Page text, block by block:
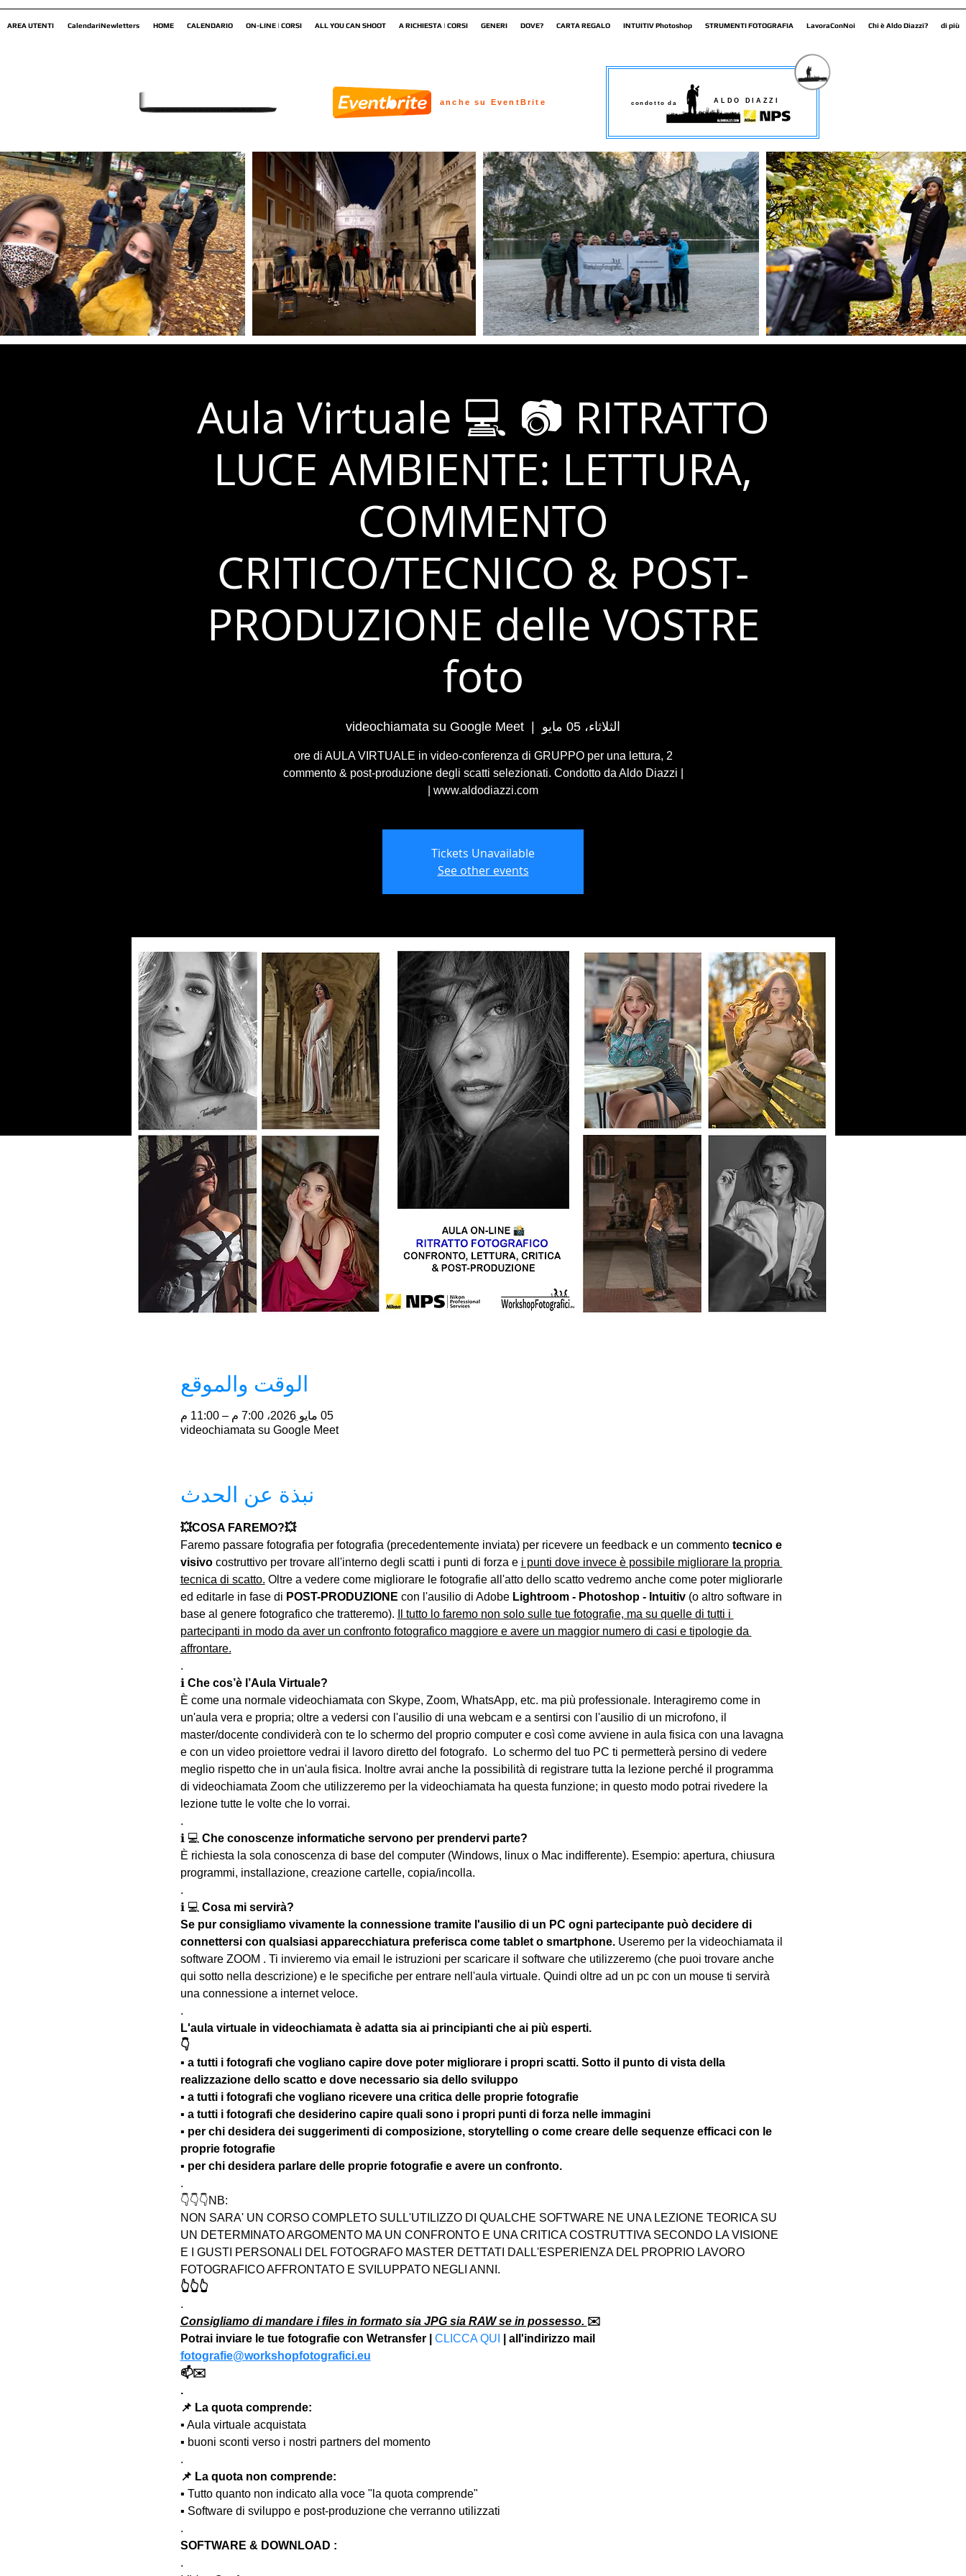
AREA UTENTI CalendariNewletters HOME CALENDARIO ON-LINE | CORSI ALL YOU CAN SHOOT A RICHIESTA | CORSI GENERI DOVE? CARTA REGALO INTUITIV Photoshop STRUMENTI FOTOGRAFIA LavoraConNoi Chi è Aldo Diazzi? di più
Aula Virtuale 💻 📷 RITRATTO
LUCE AMBIENTE: LETTURA,
COMMENTO
CRITICO/TECNICO & POST-
PRODUZIONE delle VOSTRE
foto
الثلاثاء، 05 مايو videochiamata su Google Meet
2 ore di AULA VIRTUALE in video-conferenza di GRUPPO per una lettura,
commento & post-produzione degli scatti selezionati. Condotto da Aldo Diazzi |
www.aldodiazzi.com |
Tickets Unavailable
See other events
الوقت والموقع
05 مايو 2026، 7:00 م – 11:00 م
videochiamata su Google Meet
نبذة عن الحدث
💥COSA FAREMO?💥
Faremo passare fotografia per fotografia (precedentemente inviata) per ricevere un feedback e un commento tecnico e
visivo costruttivo per trovare all'interno degli scatti i punti di forza e i punti dove invece è possibile migliorare la propria
tecnica di scatto. Oltre a vedere come migliorare le fotografie all'atto dello scatto vedremo anche come poter migliorarle
ed editarle in fase di POST-PRODUZIONE con l'ausilio di Adobe Lightroom - Photoshop - Intuitiv (o altro software in
base al genere fotografico che tratteremo).
Il tutto lo faremo non solo sulle tue fotografie, ma su quelle di tutti i
partecipanti in modo da aver un confronto fotografico maggiore e avere un maggior numero di casi e tipologie da
affrontare.
.
ℹ Che cos’è l’Aula Virtuale?
È come una normale videochiamata con Skype, Zoom, WhatsApp, etc. ma più professionale. Interagiremo come in
un'aula vera e propria; oltre a vedersi con l'ausilio di una webcam e a sentirsi con l'ausilio di un microfono, il
master/docente condividerà con te lo schermo del proprio computer e così come avviene in aula fisica con una lavagna
e con un video proiettore vedrai il lavoro diretto del fotografo.  Lo schermo del tuo PC ti permetterà persino di vedere
meglio rispetto che in un'aula fisica. Inoltre avrai anche la possibilità di registrare tutta la lezione perché il programma
di videochiamata Zoom che utilizzeremo per la videochiamata ha questa funzione; in questo modo potrai rivedere la
lezione tutte le volte che lo vorrai.
.
ℹ 💻 Che conoscenze informatiche servono per prendervi parte?
È richiesta la sola conoscenza di base del computer (Windows, linux o Mac indifferente). Esempio: apertura, chiusura
programmi, installazione, creazione cartelle, copia/incolla.
.
ℹ 💻 Cosa mi servirà?
Se pur consigliamo vivamente la connessione tramite l'ausilio di un PC ogni partecipante può decidere di
connettersi con qualsiasi apparecchiatura preferisca come tablet o smartphone. Useremo per la videochiamata il
software ZOOM . Ti invieremo via email le istruzioni per scaricare il software che utilizzeremo (che puoi trovare anche
qui sotto nella descrizione) e le specifiche per entrare nell'aula virtuale. Quindi oltre ad un pc con un mouse ti servirà
una connessione a internet veloce.
.
L'aula virtuale in videochiamata è adatta sia ai principianti che ai più esperti.
👇
▪️ a tutti i fotografi che vogliano capire dove poter migliorare i propri scatti. Sotto il punto di vista della
realizzazione dello scatto e dove necessario sia dello sviluppo
▪️ a tutti i fotografi che vogliano ricevere una critica delle proprie fotografie
▪️ a tutti i fotografi che desiderino capire quali sono i propri punti di forza nelle immagini
▪️ per chi desidera dei suggerimenti di composizione, storytelling o come creare delle sequenze efficaci con le
proprie fotografie
▪️ per chi desidera parlare delle proprie fotografie e avere un confronto.
.
👇👇👇NB:
NON SARA' UN CORSO COMPLETO SULL'UTILIZZO DI QUALCHE SOFTWARE NE UNA LEZIONE TEORICA SU
UN DETERMINATO ARGOMENTO MA UN CONFRONTO E UNA CRITICA COSTRUTTIVA SECONDO LA VISIONE
E I GUSTI PERSONALI DEL FOTOGRAFO MASTER DETTATI DALL'ESPERIENZA DEL PROPRIO LAVORO
FOTOGRAFICO AFFRONTATO E SVILUPPATO NEGLI ANNI.
👆👆👆
.
Consigliamo di mandare i files in formato sia JPG sia RAW se in possesso. ✉️
Potrai inviare le tue fotografie con Wetransfer | CLICCA QUI
| all'indirizzo mail
fotografie@workshopfotografici.eu
📫✉️
.
📌 La quota comprende:
▪️ Aula virtuale acquistata
▪️ buoni sconti verso i nostri partners del momento
.
📌 La quota non comprende:
▪️ Tutto quanto non indicato alla voce "la quota comprende"
▪️ Software di sviluppo e post-produzione che verranno utilizzati
.
SOFTWARE & DOWNLOAD :
.
condotto da ALDO DIAZZI
anche su EventBrite